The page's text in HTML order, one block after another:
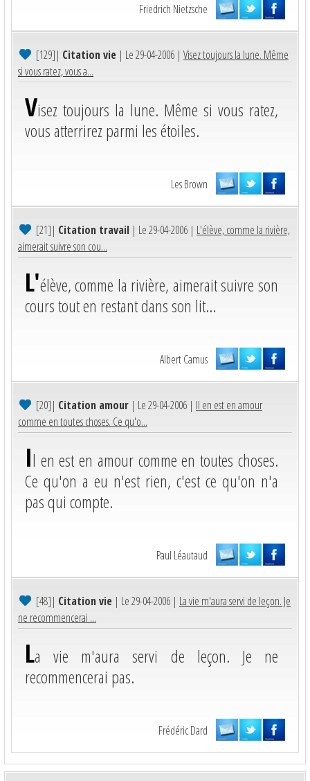
Friedrich Nietzsche
[129]| Citation vie | Le 29-04-2006 | Visez toujours la lune. Même
si vous ratez, vous a...
Visez toujours la lune. Même si vous ratez,
vous atterrirez parmi les étoiles.
Les Brown
[21]| Citation travail | Le 29-04-2006 | L'élève, comme la rivière,
aimerait suivre son cou...
L'élève, comme la rivière, aimerait suivre son
cours tout en restant dans son lit...
Albert Camus
[20]| Citation amour | Le 29-04-2006 | Il en est en amour
comme en toutes choses. Ce qu'o...
Il en est en amour comme en toutes choses.
Ce qu'on a eu n'est rien, c'est ce qu'on n'a
pas qui compte.
Paul Léautaud
[48]| Citation vie | Le 29-04-2006 | La vie m'aura servi de leçon. Je
ne recommencerai ...
La vie m'aura servi de leçon. Je ne
recommencerai pas.
Frédéric Dard